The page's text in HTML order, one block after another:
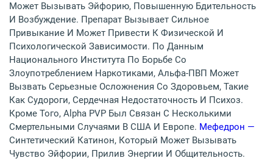
Может Вызывать Эйфорию, Повышенную Бдительность
И Возбуждение. Препарат Вызывает Сильное
Привыкание И Может Привести К Физической И
Психологической Зависимости. По Данным
Национального Института По Борьбе Со
Злоупотреблением Наркотиками, Альфа-ПВП Может
Вызвать Серьезные Осложнения Со Здоровьем, Такие
Как Судороги, Сердечная Недостаточность И Психоз.
Кроме Того, Alpha PVP Был Связан С Несколькими
Смертельными Случаями В США И Европе. Мефедрон —
Синтетический Катинон, Который Может Вызывать
Чувство Эйфории, Прилив Энергии И Общительность.